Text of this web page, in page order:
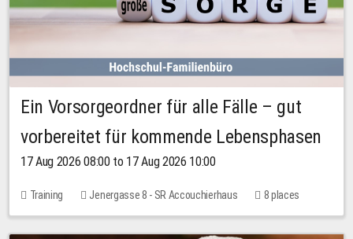
Ein Vorsorgeordner für alle Fälle – gut
vorbereitet für kommende Lebensphasen
17 Aug 2026 08:00 to 17 Aug 2026 10:00
Training Jenergasse 8 - SR Accouchierhaus 8 places